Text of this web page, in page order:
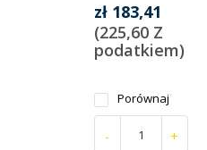
zł 183,41
(225,60 Z
podatkiem)
Porównaj
- +